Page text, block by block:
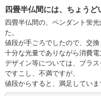
四畳半仏間には、ちょうど
四畳半仏間の、ペンダント蛍
た。
値段が手ごろでしたので、交換
十分な光量でありながら消費電
デザイン等については、プラ
ですこし、不満ですが、
値段からすると、満足していま